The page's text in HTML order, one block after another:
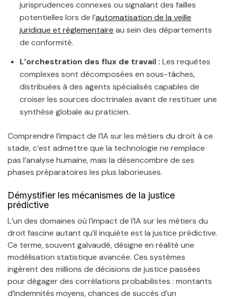
jurisprudences connexes ou signalant des failles
potentielles lors de l’automatisation de la veille
juridique et réglementaire au sein des départements
de conformité.
L’orchestration des flux de travail : Les requêtes
complexes sont décomposées en sous-tâches,
distribuées à des agents spécialisés capables de
croiser les sources doctrinales avant de restituer une
synthèse globale au praticien.
Comprendre l’impact de l’IA sur les métiers du droit à ce
stade, c’est admettre que la technologie ne remplace
pas l’analyse humaine, mais la désencombre de ses
phases préparatoires les plus laborieuses.
Démystifier les mécanismes de la justice
prédictive
L’un des domaines où l’impact de l’IA sur les métiers du
droit fascine autant qu’il inquiète est la justice prédictive.
Ce terme, souvent galvaudé, désigne en réalité une
modélisation statistique avancée. Ces systèmes
ingèrent des millions de décisions de justice passées
pour dégager des corrélations probabilistes : montants
d’indemnités moyens, chances de succès d’un